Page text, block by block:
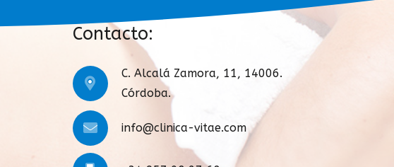
Contacto:
C. Alcalá Zamora, 11, 14006.
Córdoba.
info@clinica-vitae.com